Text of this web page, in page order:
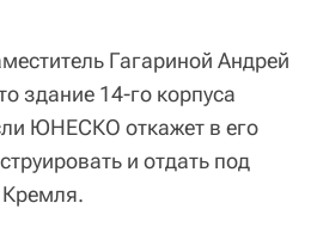
Гагариной Андрей
здание 14-го корпуса
ЮНЕСКО откажет в его
и отдать под
Кремля.